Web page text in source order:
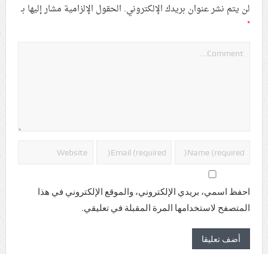
لن يتم نشر عنوان بريدك الإلكتروني. الحقول الإلزامية مشار إليها بـ
*
احفظ اسمي، بريدي الإلكتروني، والموقع الإلكتروني في هذا
المتصفح لاستخدامها المرة المقبلة في تعليقي.